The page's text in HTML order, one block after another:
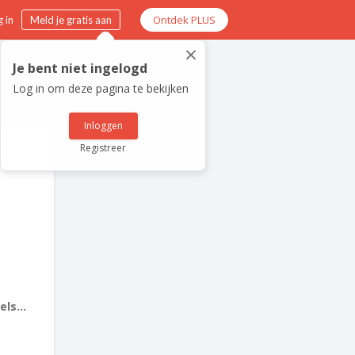
in Meld je gratis aan Ontdek PLUS
×
Je bent niet ingelogd
Log in om deze pagina te bekijken
Inloggen
Registreer